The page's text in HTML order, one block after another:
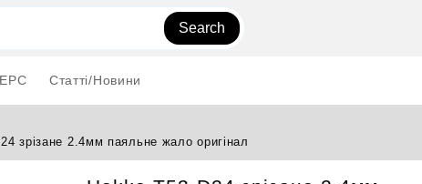
Search
Статті/Новини
зрізане 2.4мм паяльне жало оригінал